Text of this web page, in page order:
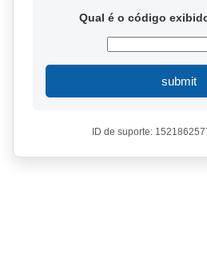
Qual é o código
submit
ID de suporte: